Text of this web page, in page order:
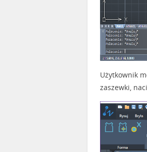
Użytkownik
zaszewki,